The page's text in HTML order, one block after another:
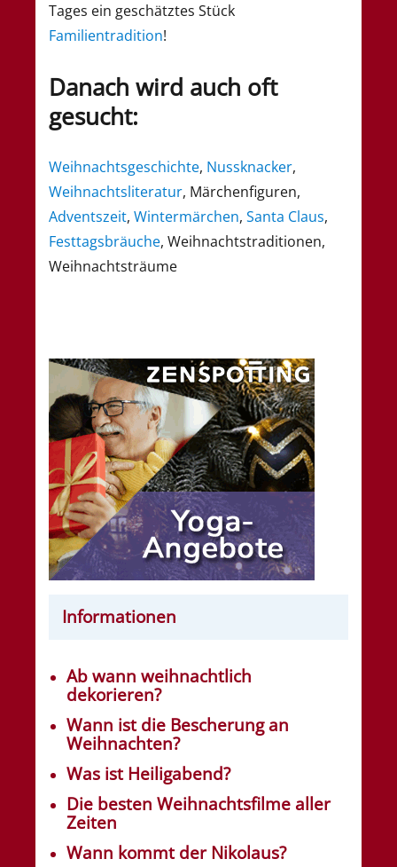
Tages ein geschätztes Stück
Familientradition!
Danach wird auch oft
gesucht:
Weihnachtsgeschichte, Nussknacker,
Weihnachtsliteratur, Märchenfiguren,
Adventszeit, Wintermärchen, Santa Claus,
Festtagsbräuche, Weihnachtstraditionen,
Weihnachtsträume
Informationen
Ab wann weihnachtlich
dekorieren?
Wann ist die Bescherung an
Weihnachten?
Was ist Heiligabend?
Die besten Weihnachtsfilme aller
Zeiten
Wann kommt der Nikolaus?